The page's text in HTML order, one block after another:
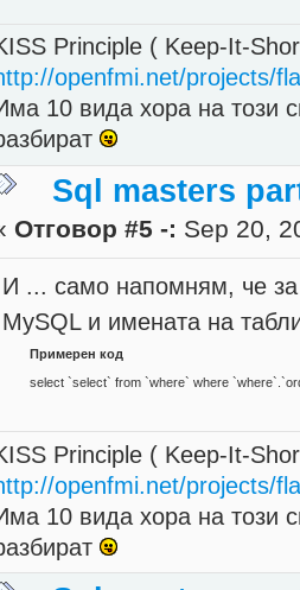
Principle ( Keep-It-
openfmi.net/projects/
10 вида хора на този
Sql masters
Отговор #5 -: Sep 20,
И ... само напомням, че
MySQL и имената на
Примерен код
select `select` from `where` where
Principle ( Keep-It-
openfmi.net/projects/
10 вида хора на този